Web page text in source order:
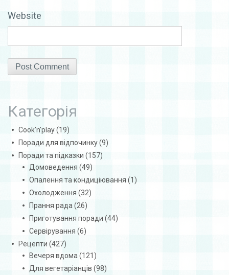
Website
Категорія
Cook'n'play(19)
Поради для відпочинку(9)
Поради та підказки (157)
Домоведення (49)
Опалення та кондиціювання (1)
Охолодження (32)
Прання рада (26)
Приготування поради (44)
Сервірування (6)
Рецепти (427)
Вечеря вдома (121)
Для вегетаріанців (98)